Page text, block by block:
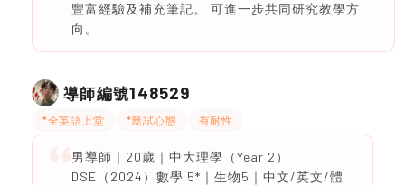
豐富經驗及補充筆記。 可進一步共同研究教學方
向。
導師編號148529
*全英語上堂 *應試心態 有耐性
男導師｜20歲｜中大理學（Year 2）
DSE（2024）數學 5*｜生物5｜中文/英文/體